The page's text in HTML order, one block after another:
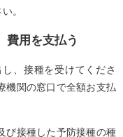
。
費用を支払う
、接種を受けてくださ
機関の窓口で全額お支払
接種した予防接種の種